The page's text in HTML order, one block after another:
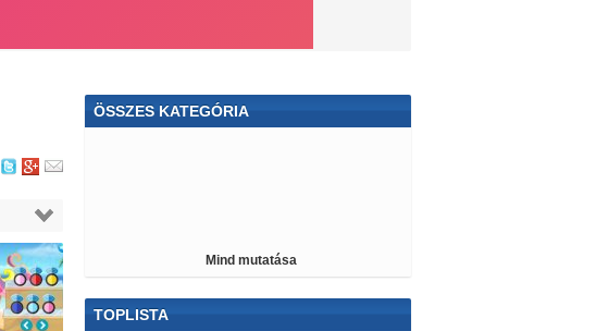
ÖSSZES KATEGÓRIA
Cápás Orvosos
Zuhatag Golyós Lovas Tankos Violetta
Mind mutatása
TOPLISTA